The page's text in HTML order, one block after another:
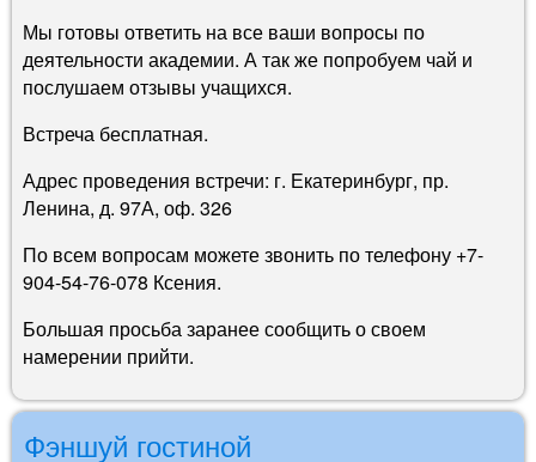
Мы готовы ответить на все ваши вопросы по
деятельности академии. А так же попробуем чай и
послушаем отзывы учащихся.
Встреча бесплатная.
Адрес проведения встречи: г. Екатеринбург, пр.
Ленина, д. 97А, оф. 326
По всем вопросам можете звонить по телефону +7-
904-54-76-078 Ксения.
Большая просьба заранее сообщить о своем
намерении прийти.
Фэншуй гостиной